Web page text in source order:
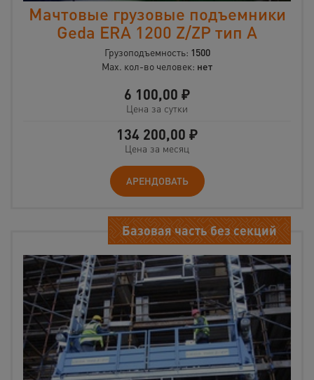
Мачтовые грузовые подъемники
Geda ERA 1200 Z/ZP тип А
Грузоподъемность: 1500
Max. кол-во человек: нет
6 100,00 ₽
Цена за сутки
134 200,00 ₽
Цена за месяц
АРЕНДОВАТЬ
Базовая часть без секций